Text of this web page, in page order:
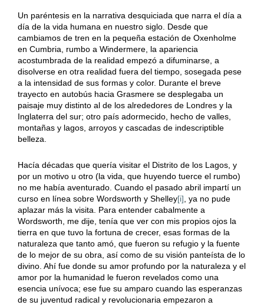
Un paréntesis en la narrativa desquiciada que narra el día a
día de la vida humana en nuestro siglo. Desde que
cambiamos de tren en la pequeña estación de Oxenholme
en Cumbria, rumbo a Windermere, la apariencia
acostumbrada de la realidad empezó a difuminarse, a
disolverse en otra realidad fuera del tiempo, sosegada pese
a la intensidad de sus formas y color. Durante el breve
trayecto en autobús hacia Grasmere se desplegaba un
paisaje muy distinto al de los alrededores de Londres y la
Inglaterra del sur; otro país adormecido, hecho de valles,
montañas y lagos, arroyos y cascadas de indescriptible
belleza.
Hacía décadas que quería visitar el Distrito de los Lagos, y
por un motivo u otro (la vida, que huyendo tuerce el rumbo)
no me había aventurado. Cuando el pasado abril impartí un
curso en línea sobre Wordsworth y Shelley[i] , ya no pude
aplazar más la visita. Para entender cabalmente a
Wordsworth, me dije, tenía que ver con mis propios ojos la
tierra en que tuvo la fortuna de crecer, esas formas de la
naturaleza que tanto amó, que fueron su refugio y la fuente
de lo mejor de su obra, así como de su visión panteísta de lo
divino. Ahí fue donde su amor profundo por la naturaleza y el
amor por la humanidad le fueron revelados como una
esencia unívoca; ese fue su amparo cuando las esperanzas
de su juventud radical y revolucionaria empezaron a